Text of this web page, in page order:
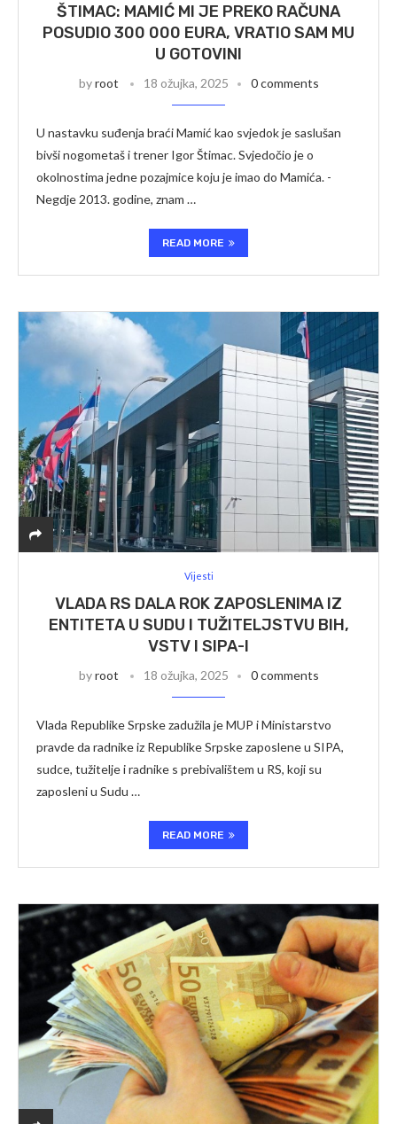
ŠTIMAC: MAMIĆ MI JE PREKO RAČUNA
POSUDIO 300 000 EURA, VRATIO SAM MU
U GOTOVINI
byroot 18 ožujka, 2025 0 comments
U nastavku suđenja braći Mamić kao svjedok je saslušan
bivši nogometaš i trener Igor Štimac. Svjedočio je o
okolnostima jedne pozajmice koju je imao do Mamića. -
Negdje 2013. godine, znam …
READ MORE
Vijesti
VLADA RS DALA ROK ZAPOSLENIMA IZ
ENTITETA U SUDU I TUŽITELJSTVU BIH,
VSTV I SIPA-I
byroot 18 ožujka, 2025 0 comments
Vlada Republike Srpske zadužila je MUP i Ministarstvo
pravde da radnike iz Republike Srpske zaposlene u SIPA,
sudce, tužitelje i radnike s prebivalištem u RS, koji su
zaposleni u Sudu …
READ MORE